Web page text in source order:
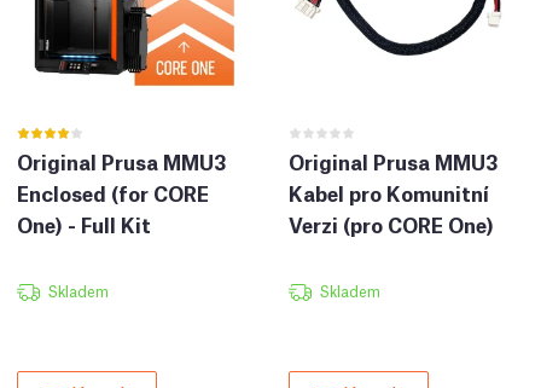
Original Prusa MMU3
Enclosed (for CORE
One) - Full Kit
Skladem
Original Prusa MMU3
Kabel pro Komunitní
Verzi (pro CORE One)
Skladem